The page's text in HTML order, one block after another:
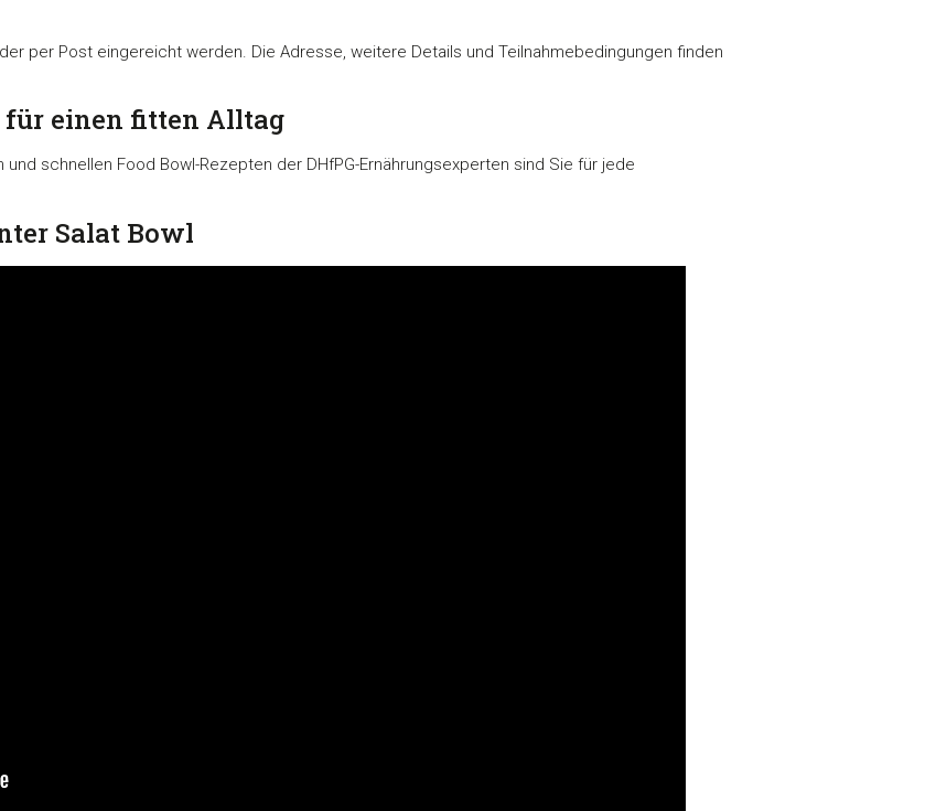
per Post eingereicht werden. Die Adresse, weitere Details und Teilnahmebedingungen finden
einen fitten Alltag
schnellen Food Bowl-Rezepten der DHfPG-Ernährungsexperten sind Sie für jede
Salat Bowl